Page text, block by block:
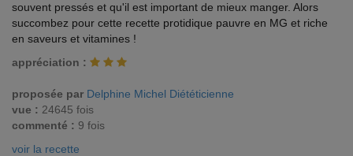
souvent pressés et qu'il est important de mieux manger. Alors
succombez pour cette recette protidique pauvre en MG et riche
en saveurs et vitamines !
appréciation :
proposée par Delphine Michel Diététicienne
vue : 24645 fois
commenté : 9 fois
voir la recette